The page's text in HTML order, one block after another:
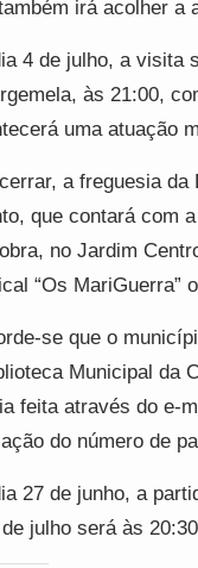
irá acolher a
4 de julho, a visita
às 21:00,
uma atuação
a freguesia da
que contará com
no Jardim
“Os MariGuerra”
se que o
Municipal da
feita através do e-
do número de
27 de junho, a
julho será às